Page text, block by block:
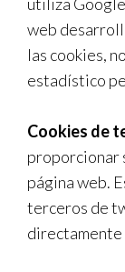
web
las cookies,
estadístico
Cookies de
proporcionar
página web.
terceros de
directamente